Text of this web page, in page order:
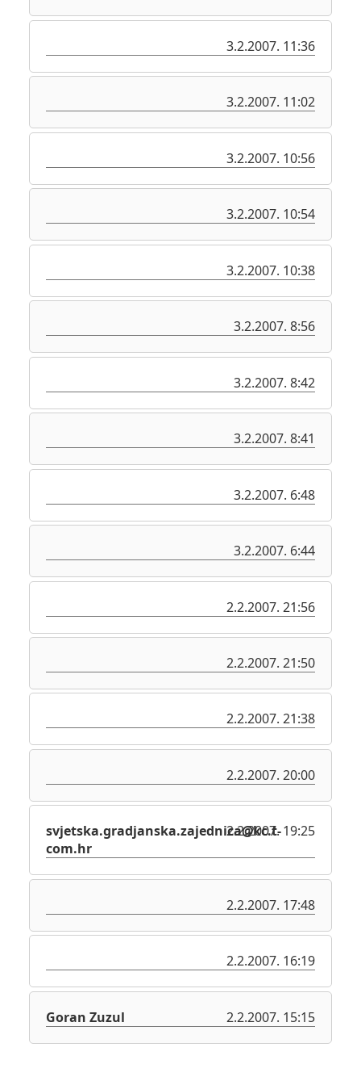
3.2.2007. 11:36
3.2.2007. 11:02
3.2.2007. 10:56
3.2.2007. 10:54
3.2.2007. 10:38
3.2.2007. 8:56
3.2.2007. 8:42
3.2.2007. 8:41
3.2.2007. 6:48
3.2.2007. 6:44
2.2.2007. 21:56
2.2.2007. 21:50
2.2.2007. 21:38
2.2.2007. 20:00
svjetska.gradjanska.zajednica@kc.t-
com.hr
2.2.2007. 19:25
2.2.2007. 17:48
2.2.2007. 16:19
Goran Zuzul 2.2.2007. 15:15